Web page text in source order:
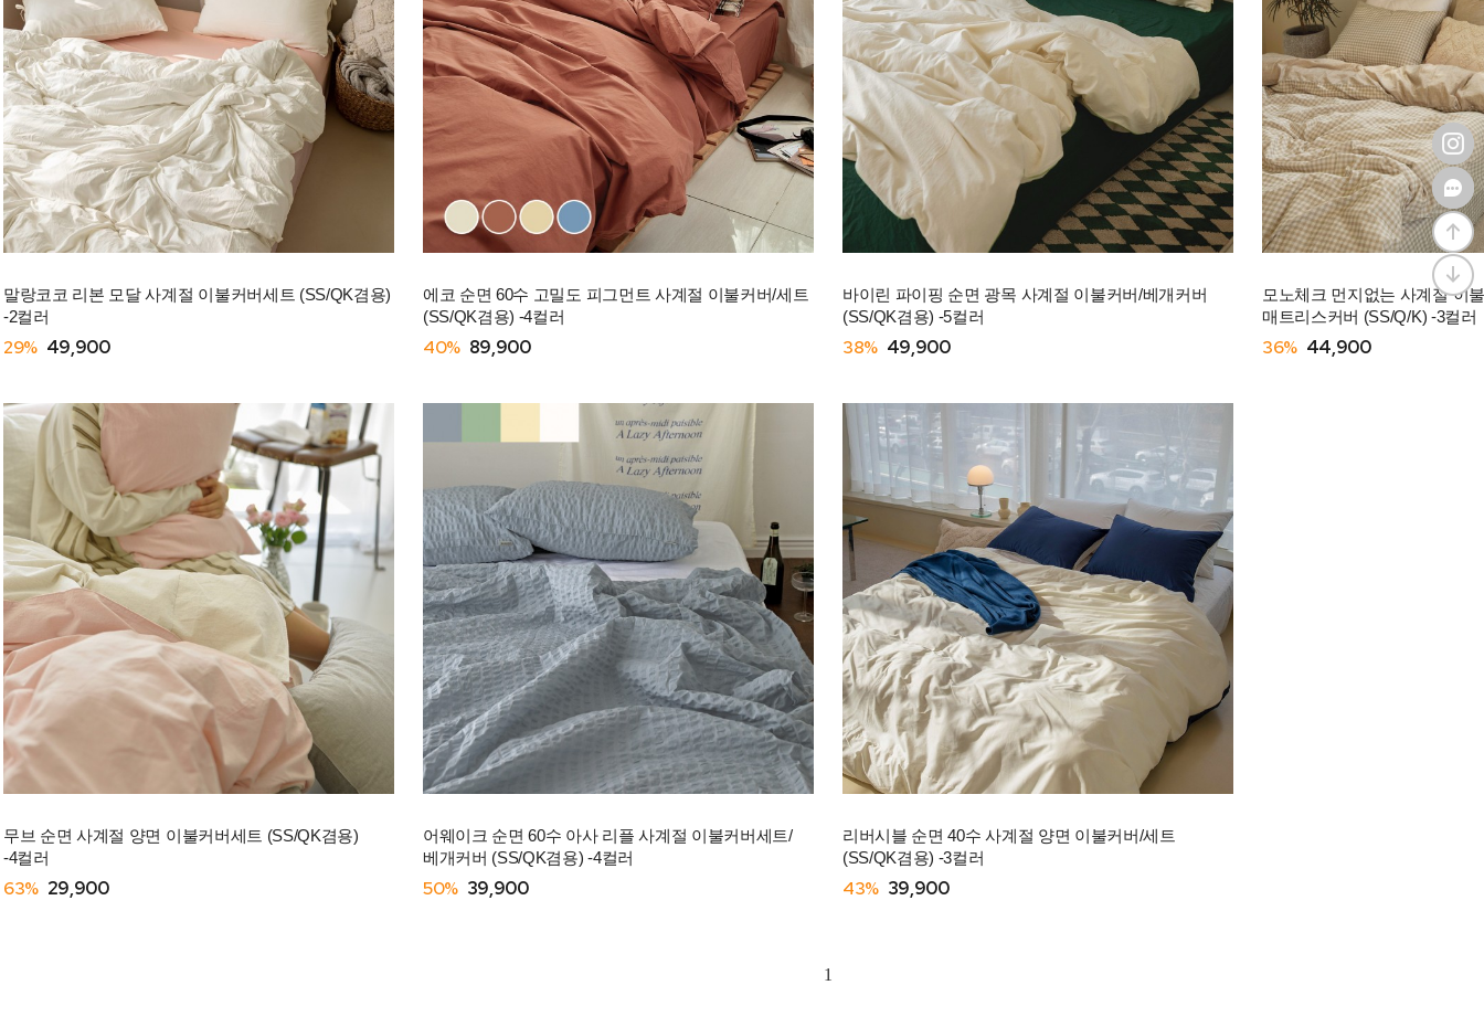
말랑코코 리본 모달 사계절 이불커버세트 (SS/QK겸용)
-2컬러
29% 49,900
에코 순면 60수 고밀도 피그먼트 사계절 이불커버/세트
(SS/QK겸용) -4컬러
40% 89,900
바이린 파이핑 순면 광목 사계절 이불커버/베개커버
(SS/QK겸용) -5컬러
38% 49,900
모노체크 먼지없는 사계절 이
매트리스커버 (SS/Q/K) -3컬러
36% 44,900
무브 순면 사계절 양면 이불커버세트 (SS/QK겸용)
-4컬러
63% 29,900
어웨이크 순면 60수 아사 리플 사계절 이불커버세트/
베개커버 (SS/QK겸용) -4컬러
50% 39,900
리버시블 순면 40수 사계절 양면 이불커버/세트
(SS/QK겸용) -3컬러
43% 39,900
1